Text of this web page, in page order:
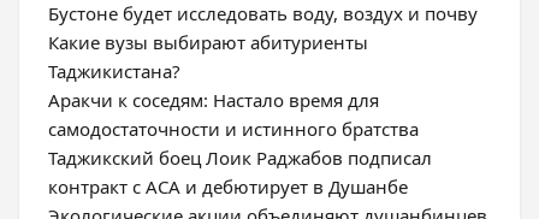
Бустоне будет исследовать воду, воздух и почву
Какие вузы выбирают абитуриенты
Таджикистана?
Аракчи к соседям: Настало время для
самодостаточности и истинного братства
Таджикский боец Лоик Раджабов подписал
контракт с ACA и дебютирует в Душанбе